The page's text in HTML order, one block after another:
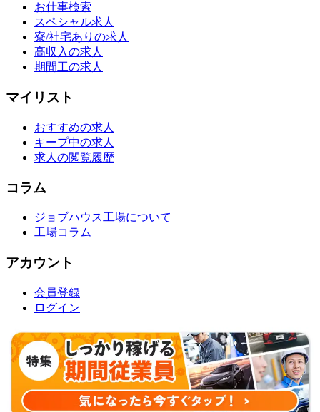
お仕事検索
スペシャル求人
寮/社宅ありの求人
高収入の求人
期間工の求人
マイリスト
おすすめの求人
キープ中の求人
求人の閲覧履歴
コラム
ジョブハウス工場について
工場コラム
アカウント
会員登録
ログイン